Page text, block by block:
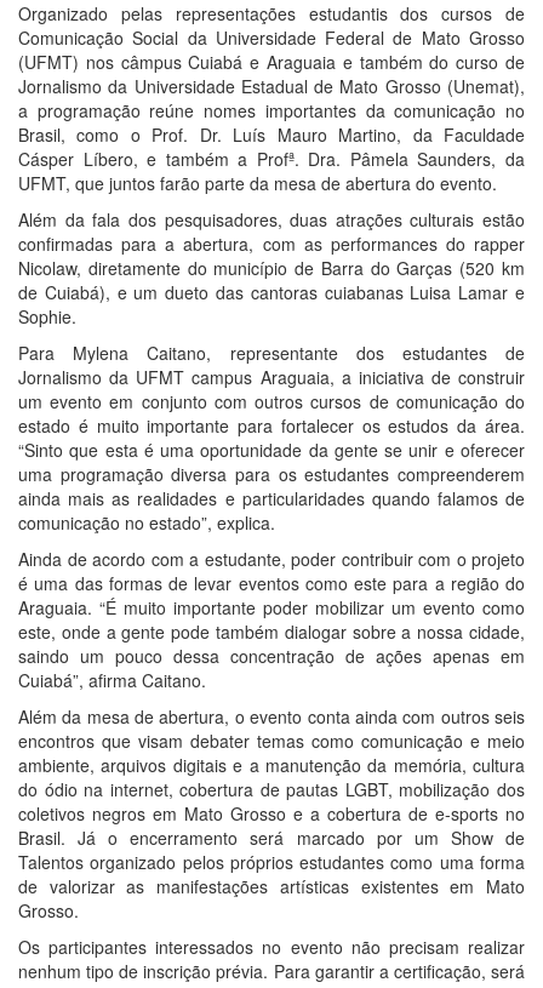
Organizado pelas representações estudantis dos cursos de
Comunicação Social da Universidade Federal de Mato Grosso
(UFMT) nos câmpus Cuiabá e Araguaia e também do curso de
Jornalismo da Universidade Estadual de Mato Grosso (Unemat),
a programação reúne nomes importantes da comunicação no
Brasil, como o Prof. Dr. Luís Mauro Martino, da Faculdade
Cásper Líbero, e também a Profª. Dra. Pâmela Saunders, da
UFMT, que juntos farão parte da mesa de abertura do evento.
Além da fala dos pesquisadores, duas atrações culturais estão
confirmadas para a abertura, com as performances do rapper
Nicolaw, diretamente do município de Barra do Garças (520 km
de Cuiabá), e um dueto das cantoras cuiabanas Luisa Lamar e
Sophie.
Para Mylena Caitano, representante dos estudantes de
Jornalismo da UFMT campus Araguaia, a iniciativa de construir
um evento em conjunto com outros cursos de comunicação do
estado é muito importante para fortalecer os estudos da área.
“Sinto que esta é uma oportunidade da gente se unir e oferecer
uma programação diversa para os estudantes compreenderem
ainda mais as realidades e particularidades quando falamos de
comunicação no estado”, explica.
Ainda de acordo com a estudante, poder contribuir com o projeto
é uma das formas de levar eventos como este para a região do
Araguaia. “É muito importante poder mobilizar um evento como
este, onde a gente pode também dialogar sobre a nossa cidade,
saindo um pouco dessa concentração de ações apenas em
Cuiabá”, afirma Caitano.
Além da mesa de abertura, o evento conta ainda com outros seis
encontros que visam debater temas como comunicação e meio
ambiente, arquivos digitais e a manutenção da memória, cultura
do ódio na internet, cobertura de pautas LGBT, mobilização dos
coletivos negros em Mato Grosso e a cobertura de e-sports no
Brasil. Já o encerramento será marcado por um Show de
Talentos organizado pelos próprios estudantes como uma forma
de valorizar as manifestações artísticas existentes em Mato
Grosso.
Os participantes interessados no evento não precisam realizar
nenhum tipo de inscrição prévia. Para garantir a certificação, será